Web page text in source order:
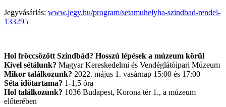
Jegyvásárlás: www.jegy.hu/program/setamuhelyha-szindbad-rendel-
133295
Hol fröccsözött Szindbád? Hosszú lépések a múzeum körül
Kivel sétálunk? Magyar Kereskedelmi és Vendéglátóipari Múzeum
Mikor találkozunk? 2022. május 1. vasárnap 15:00 és 17:00
Séta időtartama? 1-1,5 óra
Hol találkozunk? 1036 Budapest, Korona tér 1., a múzeum
előterében